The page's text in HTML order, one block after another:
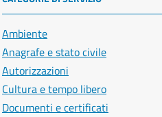
Ambiente
Anagrafe e stato civile
Autorizzazioni
Cultura e tempo libero
Documenti e certificati